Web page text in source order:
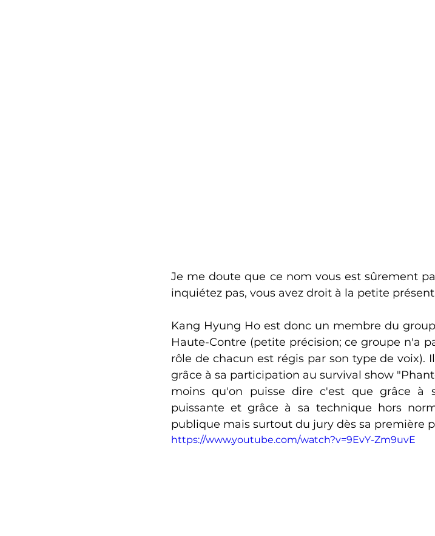
Je me doute que ce nom vous est sûrement
inquiétez pas, vous avez droit à la petite
Kang Hyung Ho est donc un membre du
Haute-Contre (petite précision; ce groupe n'a
rôle de chacun est régis par son type de
grâce à sa participation au survival show
moins qu'on puisse dire c'est que grâce à
puissante et grâce à sa technique hors
publique mais surtout du jury dès sa première
https://www.youtube.com/watch?v=9EvY-Zm9uvE